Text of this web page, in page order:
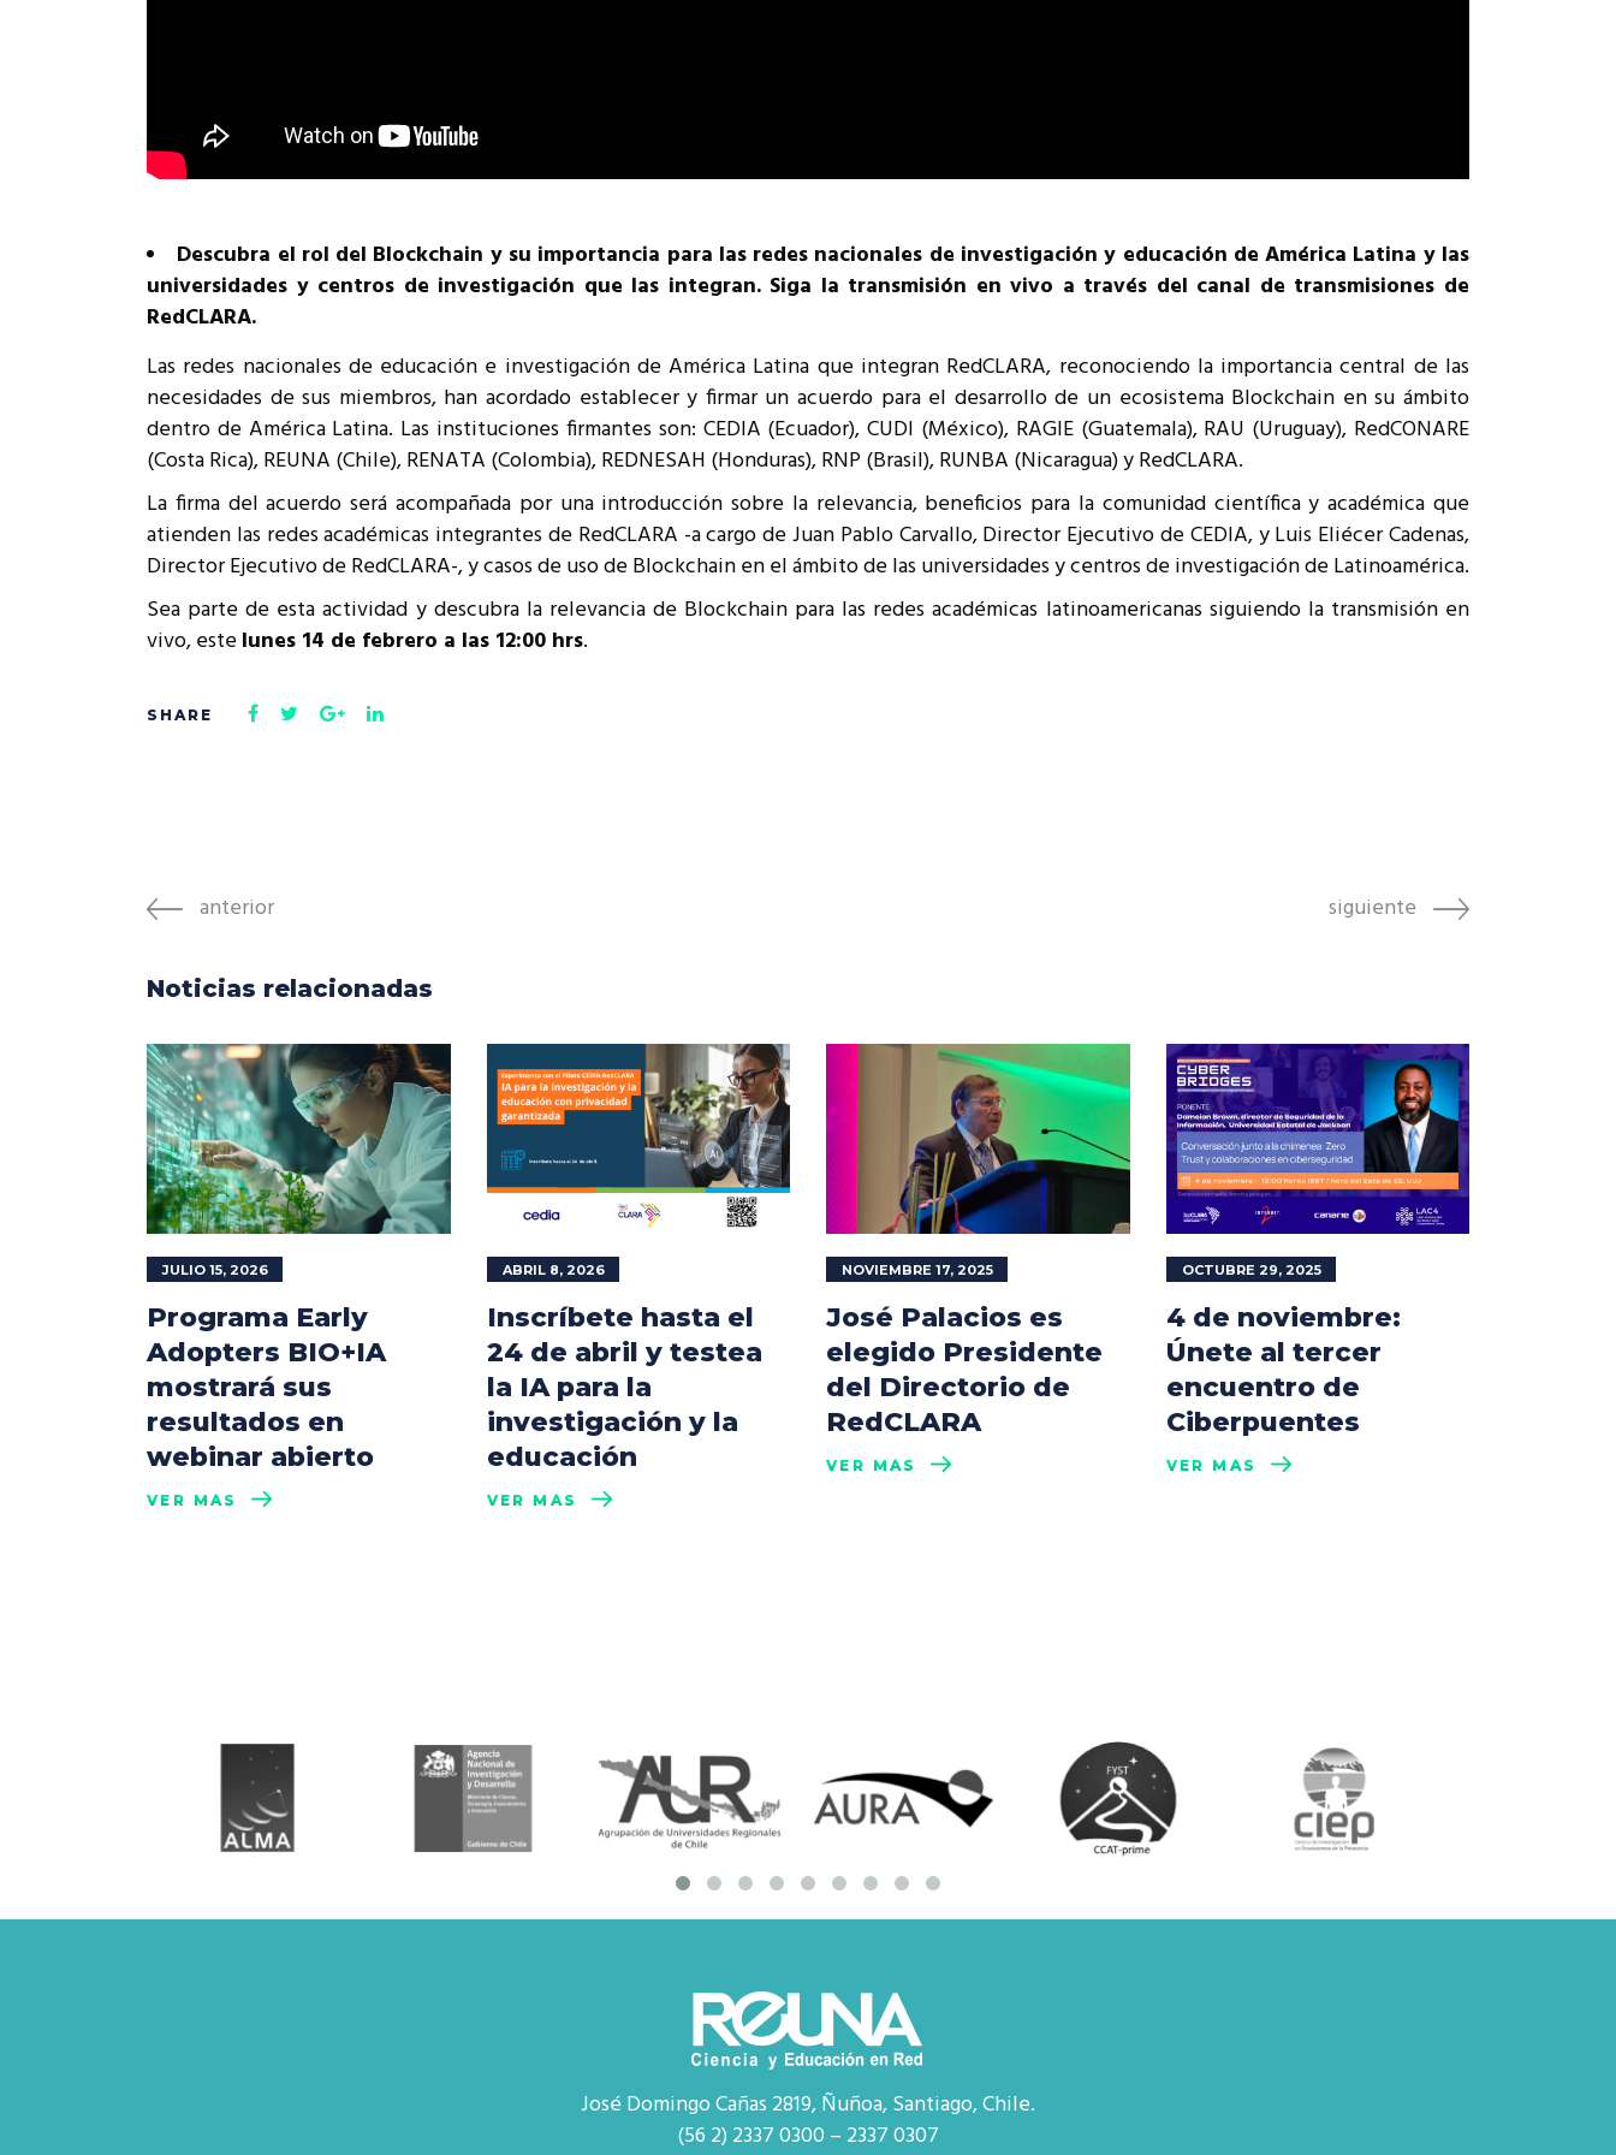
Descubra el rol del Blockchain y su importancia para las redes nacionales de investigación y educación de América Latina y las
universidades y centros de investigación que las integran. Siga la transmisión en vivo a través del canal de transmisiones de
RedCLARA.
Las redes nacionales de educación e investigación de América Latina que integran RedCLARA, reconociendo la importancia central de las
necesidades de sus miembros, han acordado establecer y firmar un acuerdo para el desarrollo de un ecosistema Blockchain en su ámbito
dentro de América Latina. Las instituciones firmantes son: CEDIA (Ecuador), CUDI (México), RAGIE (Guatemala), RAU (Uruguay), RedCONARE
(Costa Rica), REUNA (Chile), RENATA (Colombia), REDNESAH (Honduras), RNP (Brasil), RUNBA (Nicaragua) y RedCLARA.
La firma del acuerdo será acompañada por una introducción sobre la relevancia, beneficios para la comunidad científica y académica que
atienden las redes académicas integrantes de RedCLARA -a cargo de Juan Pablo Carvallo, Director Ejecutivo de CEDIA, y Luis Eliécer Cadenas,
Director Ejecutivo de RedCLARA-, y casos de uso de Blockchain en el ámbito de las universidades y centros de investigación de Latinoamérica.
Sea parte de esta actividad y descubra la relevancia de Blockchain para las redes académicas latinoamericanas siguiendo la transmisión en
vivo, estelunes 14 de febrero a las 12:00 hrs.
anterior siguiente
Noticias relacionadas
JULIO 15, 2026
Programa Early
Adopters BIO+IA
mostrará sus
resultados en
webinar abierto
VER MÁS
ABRIL 8, 2026
Inscríbete hasta el
24 de abril y testea
la IA para la
investigación y la
educación
VER MÁS
NOVIEMBRE 17, 2025
José Palacios es
elegido Presidente
del Directorio de
RedCLARA
VER MÁS
OCTUBRE 29, 2025
4 de noviembre:
Únete al tercer
encuentro de
Ciberpuentes
VER MÁS
José Domingo Cañas 2819, Ñuñoa, Santiago, Chile.
(56 2) 2337 0300 – 2337 0307